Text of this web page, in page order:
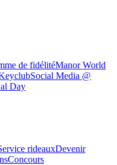
de fidélitéManor World
Social Media @
Day
rideauxDevenir
Concours